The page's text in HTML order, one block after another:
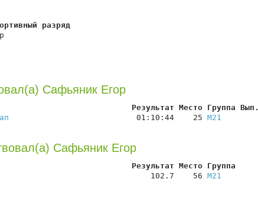
разряд
Сафьяник Егор
Результат Место Группа Вып.
                           01:10:44    25
М21
Сафьяник Егор
Результат Место Группа
102.7    56
М21